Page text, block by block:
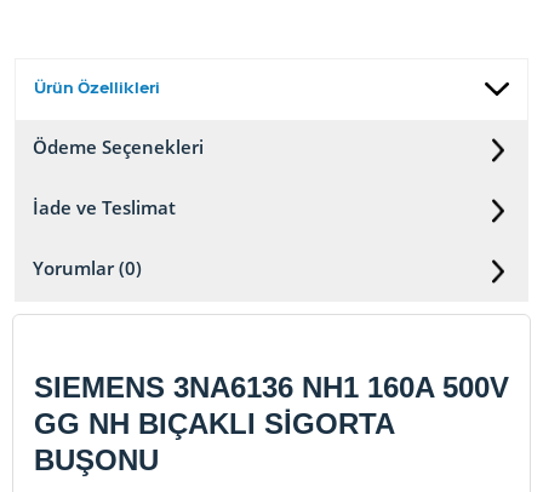
Ürün Özellikleri
Ödeme Seçenekleri
İade ve Teslimat
Yorumlar (0)
SIEMENS 3NA6136 NH1 160A 500V
GG NH BIÇAKLI SİGORTA
BUŞONU